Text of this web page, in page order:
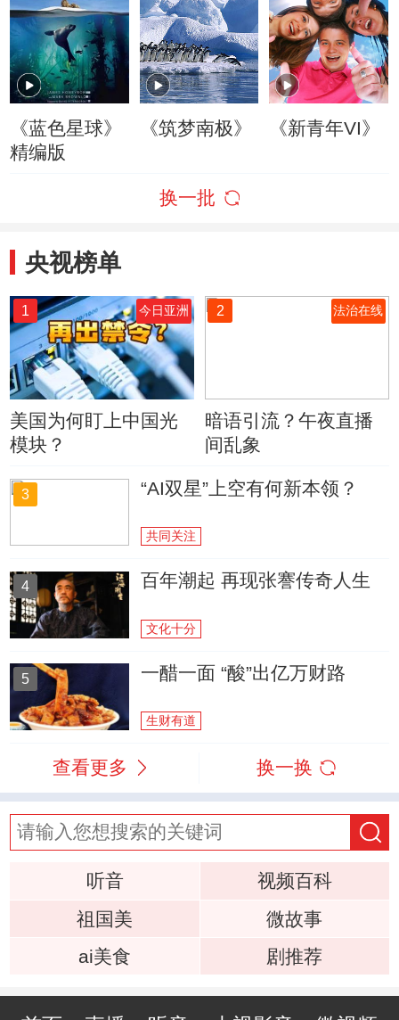
《蓝色星球》
精编版
《筑梦南极》 《新青年VI》
换一批
央视榜单
1 今日亚洲
美国为何盯上中国光
模块？
2 法治在线
暗语引流？午夜直播
间乱象
3 “AI双星”上空有何新本领？
共同关注
4 百年潮起 再现张謇传奇人生
文化十分
5 一醋一面 “酸”出亿万财路
生财有道
查看更多 换一换
听音
视频百科
祖国美
微故事
ai美食
剧推荐